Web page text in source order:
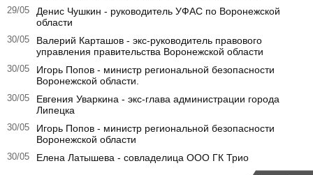
29/05
Денис Чушкин - руководитель УФАС по Воронежской
области
30/05
Валерий Карташов - экс-руководитель правового
управления правительства Воронежской области
30/05
Игорь Попов - министр региональной безопасности
Воронежской области.
30/05
Евгения Уваркина - экс-глава администрации города
Липецка
30/05
Игорь Попов - министр региональной безопасности
Воронежской области
30/05 Елена Латышева - совладелица ООО ГК Трио